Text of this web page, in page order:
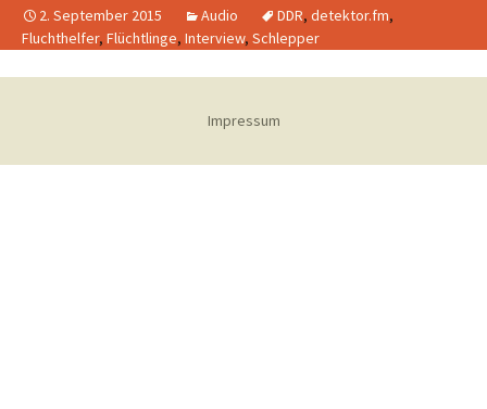
2. September 2015 Audio DDR, detektor.fm,
Fluchthelfer, Flüchtlinge, Interview, Schlepper
Impressum